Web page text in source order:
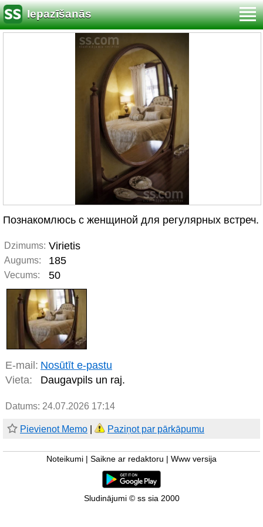
Iepazīšanās
Познакомлюсь с женщиной для регулярных встреч.
Dzimums: Virietis
Augums: 185
Vecums: 50
E-mail: Nosūtīt e-pastu
Vieta:
Daugavpils un raj.
Datums: 24.07.2026 17:14
Pievienot Memo Paziņot par pārkāpumu
Noteikumi Saikne ar redaktoru Www versija
Sludinājumi © ss sia 2000